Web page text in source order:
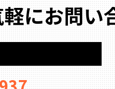
にお問い